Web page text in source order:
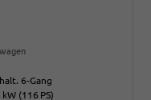
6-Gang
kW (116 PS)